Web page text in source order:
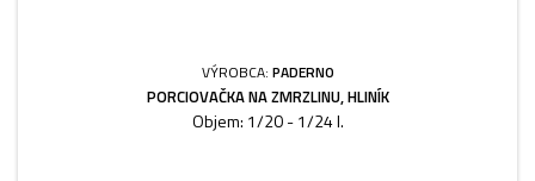
VÝROBCA: PADERNO
PORCIOVAČKA NA ZMRZLINU, HLINÍK
Objem: 1/20 - 1/24 l.